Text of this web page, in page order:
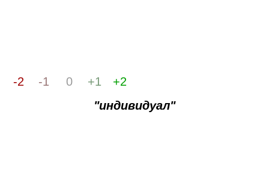
-2 -1 0 +1
+2
"индивидуал"